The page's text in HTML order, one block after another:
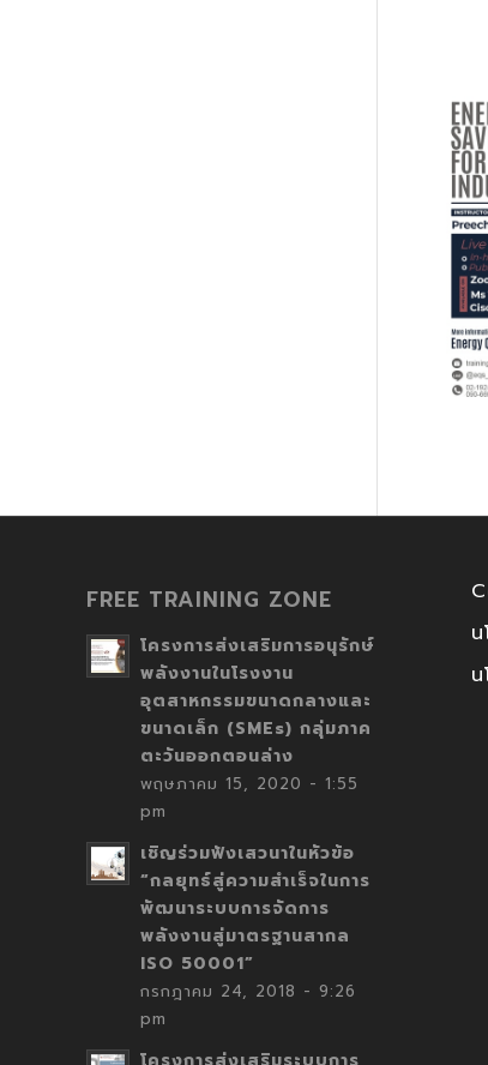
FREE TRAINING ZONE
โครงการส่งเสริมการอนุรักษ์
พลังงานในโรงงาน
อุตสาหกรรมขนาดกลางและ
ขนาดเล็ก (SMEs) กลุ่มภาค
ตะวันออกตอนล่าง
พฤษภาคม 15, 2020 - 1:55
pm
เชิญร่วมฟังเสวนาในหัวข้อ
“กลยุทธ์สู่ความสำเร็จในการ
พัฒนาระบบการจัดการ
พลังงานสู่มาตรฐานสากล
ISO 50001”
กรกฎาคม 24, 2018 - 9:26
pm